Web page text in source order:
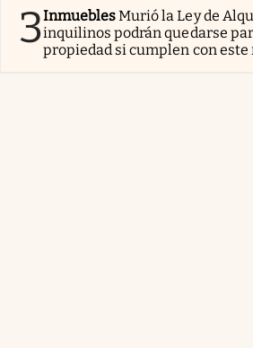
3InmueblesMurió la Ley de
inquilinos podrán quedarse
propiedad si cumplen con